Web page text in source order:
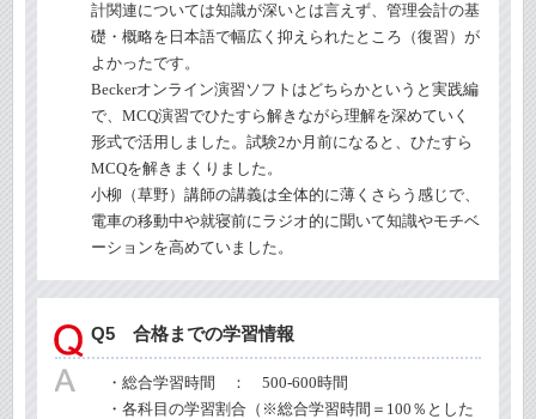
計関連については知識が深いとは言えず、管理会計の基
礎・概略を日本語で幅広く抑えられたところ（復習）が
よかったです。
Beckerオンライン演習ソフトはどちらかというと実践編
で、 MCQ演習でひたすら解きながら理解を深めていく
形式で活用しました。試験2か月前になると、ひたすら
MCQを解きまくりました。
小柳（草野）講師の講義は全体的に薄くさらう感じで、
電車の移動中や就寝前にラジオ的に聞いて知識やモチベ
ーションを高めていました。
Q5 合格までの学習情報
・総合学習時間 ： 500-600時間
・各科目の学習割合（※総合学習時間＝ 100 ％とした